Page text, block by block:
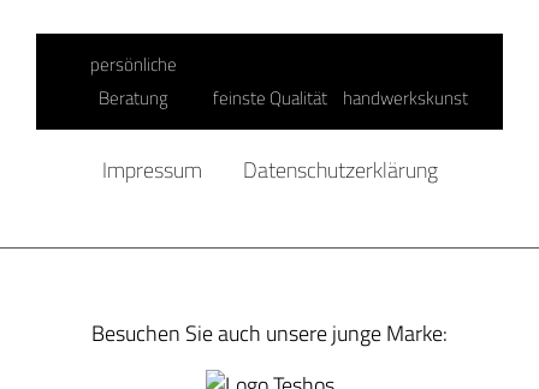
persönliche
Beratung
feinste Qualität handwerkskunst
Impressum Datenschutzerklärung
Besuchen Sie auch unsere junge Marke: